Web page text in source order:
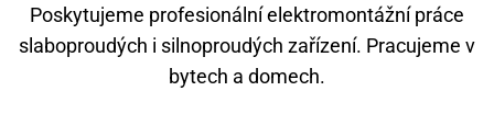
Poskytujeme profesionální elektromontážní práce
slaboproudých i silnoproudých zařízení. Pracujeme v
bytech a domech.